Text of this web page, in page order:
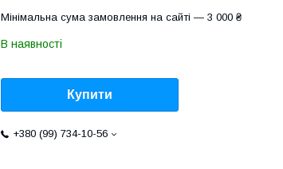
Мінімальна сума замовлення на сайті — 3 000 ₴
В наявності
Купити
+380 (99) 734-10-56